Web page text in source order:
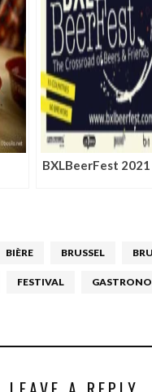
BXLBeerFest
BIÈRE BRUSSEL
FESTIVAL